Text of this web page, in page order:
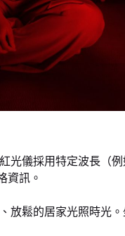
光儀採用特定波長（例
資訊。
放鬆的居家光照時光